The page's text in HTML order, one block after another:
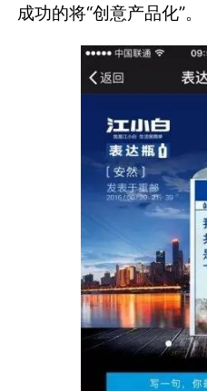
成功的将“创意产品化”。